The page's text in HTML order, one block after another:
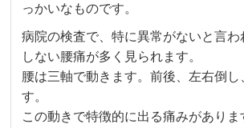
っかいなものです。
病院の検査で、特に異常がないと言わ
しない腰痛が多く見られます。
腰は三軸で動きます。前後、左右倒
す。
この動きで特徴的に出る痛みがありま